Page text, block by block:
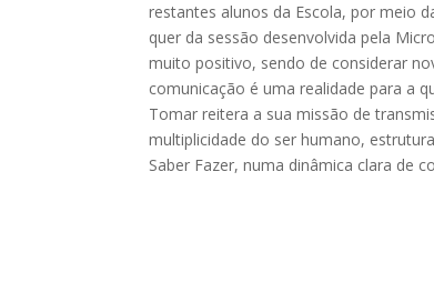
restantes alunos da Escola, por meio
quer da sessão desenvolvida pela
muito positivo, sendo de considerar
comunicação é uma realidade para a
Tomar reitera a sua missão de
multiplicidade do ser humano,
Saber Fazer, numa dinâmica clara de